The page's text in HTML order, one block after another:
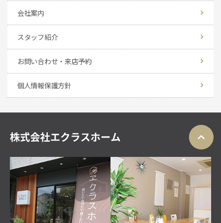
会社案内
スタッフ紹介
お問い合わせ・来店予約
個人情報保護方針